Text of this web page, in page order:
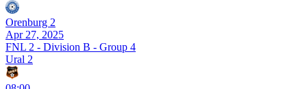
Orenburg 2
Apr 27, 2025
FNL 2 - Division B - Group 4
Ural 2